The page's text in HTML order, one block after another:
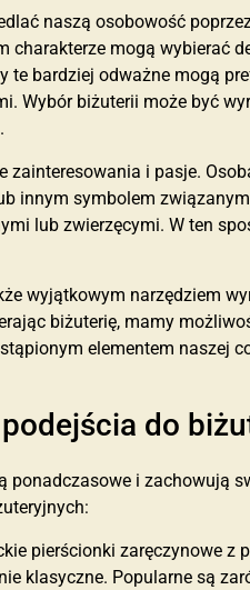
naszą osobowość
charakterze mogą wybierać
bardziej odważne mogą
Wybór biżuterii może być
zainteresowania i pasje.
innym symbolem
lub zwierzęcymi. W ten
wyjątkowym narzędziem
biżuterię, mamy
elementem naszej
do
ponadczasowe i zachowują
pierścionki zaręczynowe
klasyczne. Popularne są